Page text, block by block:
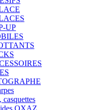
UP
casquettes
OXAZ